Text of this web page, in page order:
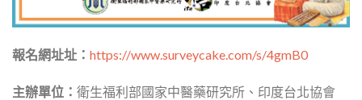
報名網址址： https://www.surveycake.com/s/4gmB0
主辦單位： 衛生福利部國家中醫藥研究所、印度台北協會